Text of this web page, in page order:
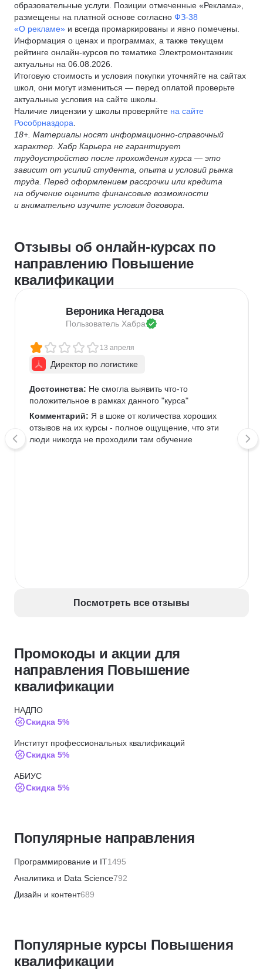
образовательные услуги. Позиции отмеченные «Реклама»,
размещены на платной основе согласно ФЗ-38
«О рекламе» и всегда промаркированы и явно помечены.
Информация о ценах и программах, а также текущем
рейтинге онлайн-курсов по тематике Электромонтажник
актуальны на 06.08.2026.
Итоговую стоимость и условия покупки уточняйте на сайтах
школ, они могут измениться — перед оплатой проверьте
актуальные условия на сайте школы.
Наличие лицензии у школы проверяйте на сайте
Рособрназдора
18+. Материалы носят информационно-справочный
характер. Хабр Карьера не гарантирует
трудоустройство после прохождения курса — это
зависит от усилий студента, опыта и условий рынка
труда. Перед оформлением рассрочки или кредита
на обучение оцените финансовые возможности
и внимательно изучите условия договора.
Отзывы об онлайн-курсах по
направлению Повышение
квалификации
Вероника Негадова
Пользователь Хабра
13 апреля
Директор по логистике
Достоинства: Не смогла выявить что-то
положительное в рамках данного "курса"
Комментарий: Я в шоке от количества хороших
отзывов на их курсы - полное ощущение, что эти
люди никогда не проходили там обучение
Посмотреть все отзывы
Промокоды и акции для
направления Повышение
квалификации
НАДПО
Скидка 5%
Институт профессиональных квалификаций
Скидка 5%
АБИУС
Скидка 5%
НЦРДО
НИПКЭФ
ИПО
Скидки до 20%
Популярные направления
Программирование и IT1495
Аналитика и Data Science792
Дизайн и контент689
Финансы и бухгалтерия656
HR и рекрутинг328
Популярные курсы Повышения
квалификации